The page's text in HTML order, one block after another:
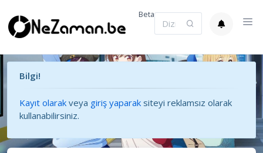
Beta
Bilgi!
Kayıt olarak veya giriş yaparak siteyi reklamsız olarak
kullanabilirsiniz.